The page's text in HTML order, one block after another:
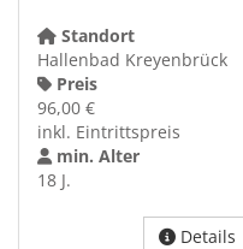
Standort
Hallenbad Kreyenbrück
Preis
96,00 €
inkl. Eintrittspreis
min. Alter
18 J.
Details